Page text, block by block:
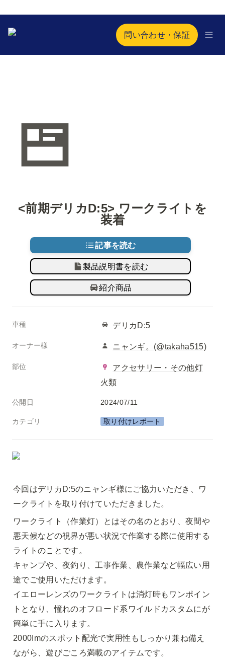
問い合わせ・保証
<前期デリカD:5> ワークライトを
装着
記事を読む
製品説明書を読む
紹介商品
車種 デリカD:5
オーナー様 ニャンギ。(@takaha515)
部位
アクセサリー・その他灯
火類
公開日 2024/07/11
カテゴリ 取り付けレポート
今回はデリカD:5のニャンギ様にご協力いただき、ワ
ークライト を取り付けていただきました。
ワークライト（作業灯）とはその名のとおり、夜間や
悪天候などの視界が悪い状況で作業する際に使用する
ライトのことです。
キャンプや、夜釣り、工事作業、農作業など幅広い用
途でご使用いただけます。
イエローレンズのワークライトは消灯時もワンポイン
トとなり、憧れのオフロード系ワイルドカスタムにが
簡単に手に入ります。
2000Imのスポット配光で実用性もしっかり兼ね備え
ながら、遊びごころ満載のアイテムです。